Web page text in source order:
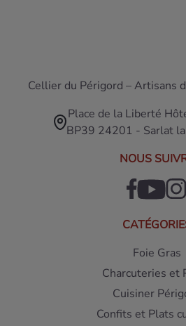
Cellier du Périgord – Artisans
Place de la Liberté
BP39 24201 - Sarlat la
NOUS
Foie Gras
Charcuteries et
Cuisiner
Confits et Plats